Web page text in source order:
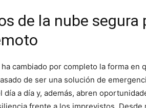
de la nube segura
cambiado por completo la forma en
de ser una solución de
a día y, además, abren